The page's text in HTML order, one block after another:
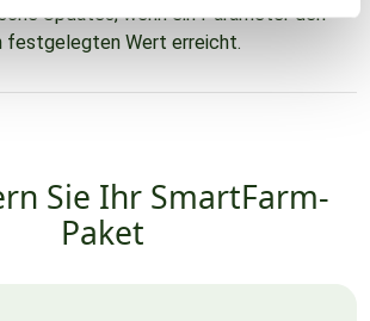
Updates, wenn ein Parameter den
festgelegten Wert erreicht.
Sie Ihr SmartFarm-
Paket